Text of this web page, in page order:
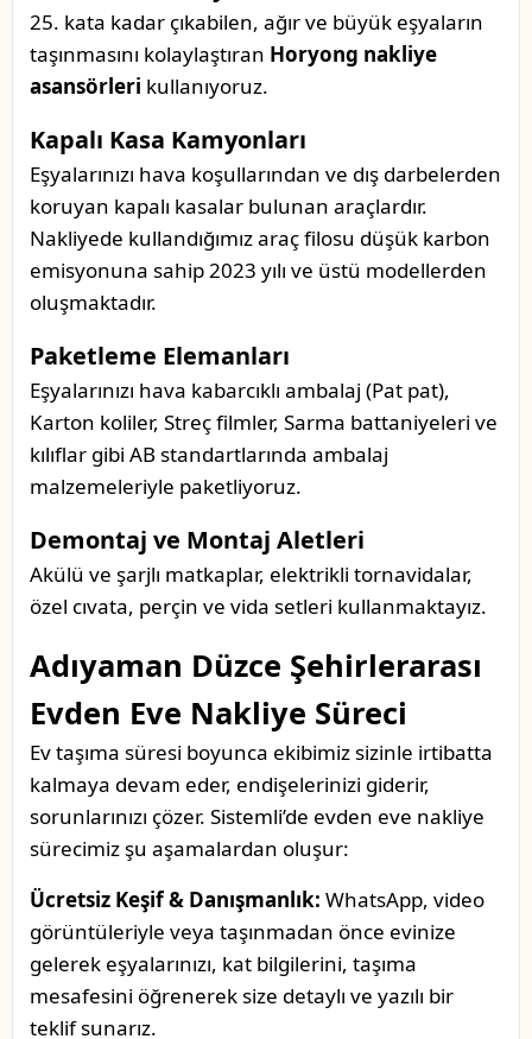
25. kata kadar çıkabilen, ağır ve büyük eşyaların
taşınmasını kolaylaştıran Horyong nakliye
asansörleri kullanıyoruz.
Kapalı Kasa Kamyonları
Eşyalarınızı hava koşullarından ve dış darbelerden
koruyan kapalı kasalar bulunan araçlardır.
Nakliyede kullandığımız araç filosu düşük karbon
emisyonuna sahip 2023 yılı ve üstü modellerden
oluşmaktadır.
Paketleme Elemanları
Eşyalarınızı hava kabarcıklı ambalaj (Pat pat),
Karton koliler, Streç filmler, Sarma battaniyeleri ve
kılıflar gibi AB standartlarında ambalaj
malzemeleriyle paketliyoruz.
Demontaj ve Montaj Aletleri
Akülü ve şarjlı matkaplar, elektrikli tornavidalar,
özel cıvata, perçin ve vida setleri kullanmaktayız.
Adıyaman Düzce Şehirlerarası
Evden Eve Nakliye Süreci
Ev taşıma süresi boyunca ekibimiz sizinle irtibatta
kalmaya devam eder, endişelerinizi giderir,
sorunlarınızı çözer. Sistemli’de evden eve nakliye
sürecimiz şu aşamalardan oluşur:
Ücretsiz Keşif & Danışmanlık: WhatsApp, video
görüntüleriyle veya taşınmadan önce evinize
gelerek eşyalarınızı, kat bilgilerini, taşıma
mesafesini öğrenerek size detaylı ve yazılı bir
teklif sunarız.